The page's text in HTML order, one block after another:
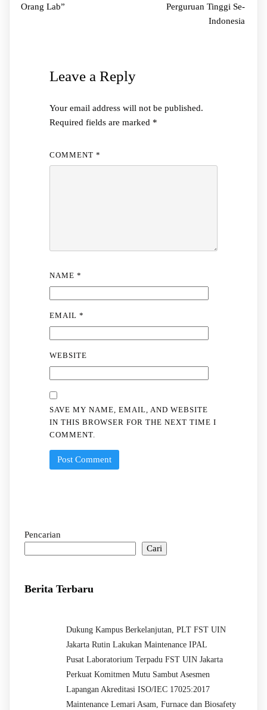
Orang Lab”
Perguruan Tinggi Se-
Indonesia
Leave a Reply
Your email address will not be published.
Required fields are marked *
COMMENT *
NAME *
EMAIL *
WEBSITE
SAVE MY NAME, EMAIL, AND WEBSITE
IN THIS BROWSER FOR THE NEXT TIME I
COMMENT.
Pencarian
Cari
Berita Terbaru
Dukung Kampus Berkelanjutan, PLT FST UIN
Jakarta Rutin Lakukan Maintenance IPAL
Pusat Laboratorium Terpadu FST UIN Jakarta
Perkuat Komitmen Mutu Sambut Asesmen
Lapangan Akreditasi ISO/IEC 17025:2017
Maintenance Lemari Asam, Furnace dan Biosafety